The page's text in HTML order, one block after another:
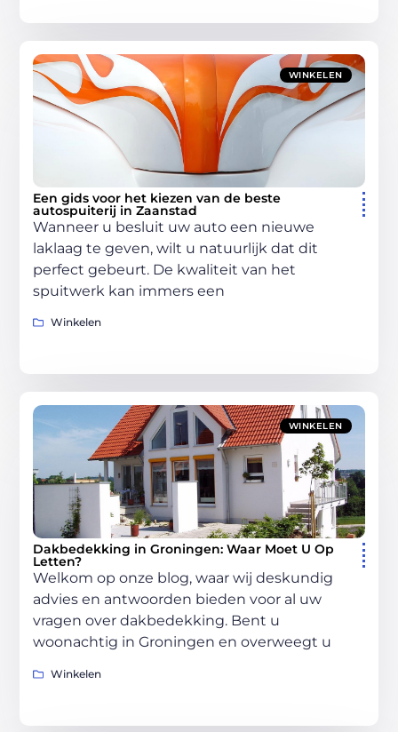
WINKELEN
Een gids voor het kiezen van de beste
autospuiterij in Zaanstad
Wanneer u besluit uw auto een nieuwe
laklaag te geven, wilt u natuurlijk dat dit
perfect gebeurt. De kwaliteit van het
spuitwerk kan immers een
Winkelen
WINKELEN
Dakbedekking in Groningen: Waar Moet U Op
Letten?
Welkom op onze blog, waar wij deskundig
advies en antwoorden bieden voor al uw
vragen over dakbedekking. Bent u
woonachtig in Groningen en overweegt u
Winkelen